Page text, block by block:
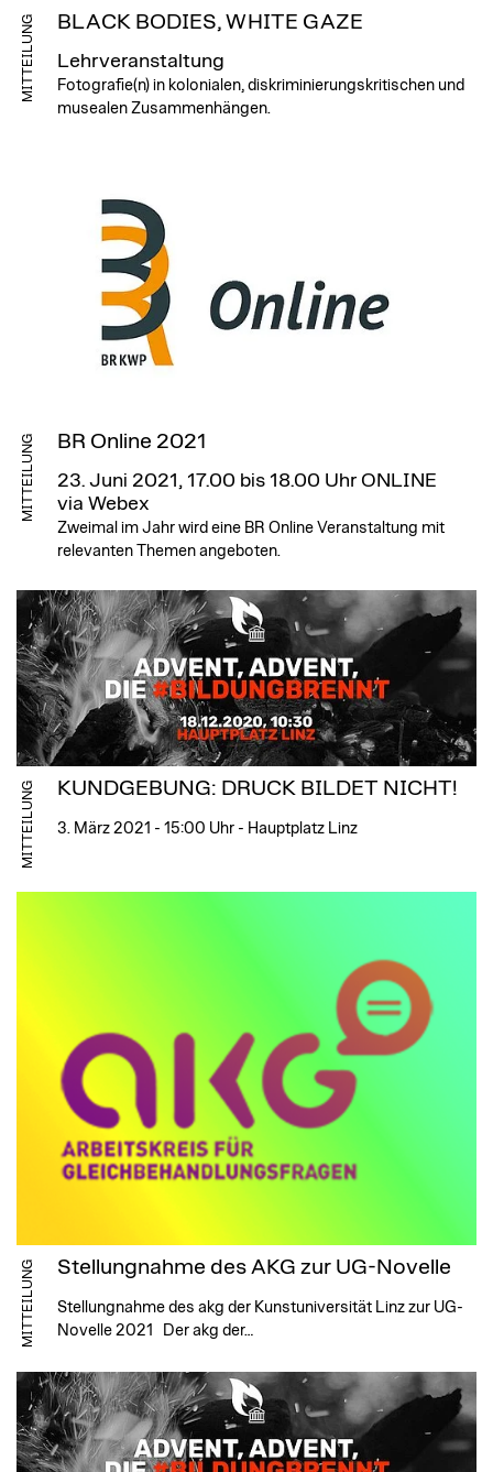
MITTEILUNG BLACK BODIES, WHITE GAZE
Lehrveranstaltung
Fotografie(n) in kolonialen, diskriminierungskritischen und
musealen Zusammenhängen.
MITTEILUNG BR Online 2021
23. Juni 2021, 17.00 bis 18.00 Uhr ONLINE
via Webex
Zweimal im Jahr wird eine BR Online Veranstaltung mit
relevanten Themen angeboten.
MITTEILUNG KUNDGEBUNG: DRUCK BILDET NICHT!
3. März 2021 - 15:00 Uhr - Hauptplatz Linz
MITTEILUNG Stellungnahme des AKG zur UG-Novelle
Stellungnahme des akg der Kunstuniversität Linz zur UG-
Novelle 2021 Der akg der…